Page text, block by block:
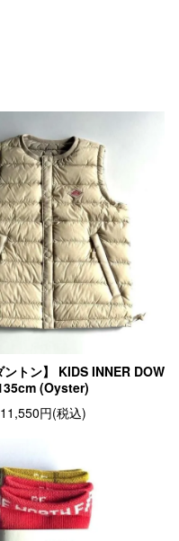
ントン】 KIDS INNER DOW
(Oyster)
11,550円(税込)